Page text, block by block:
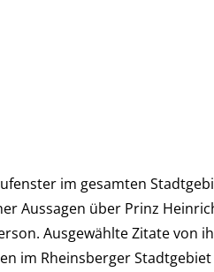
im gesamten
Aussagen über Prinz
Ausgewählte Zitate von
im Rheinsberger